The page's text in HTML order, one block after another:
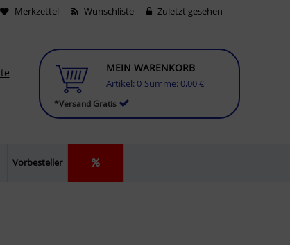
Merkzettel Wunschliste Zuletzt gesehen
*Versand Gratis
MEIN WARENKORB
Artikel: 0 Summe: 0,00 €
Vorbesteller